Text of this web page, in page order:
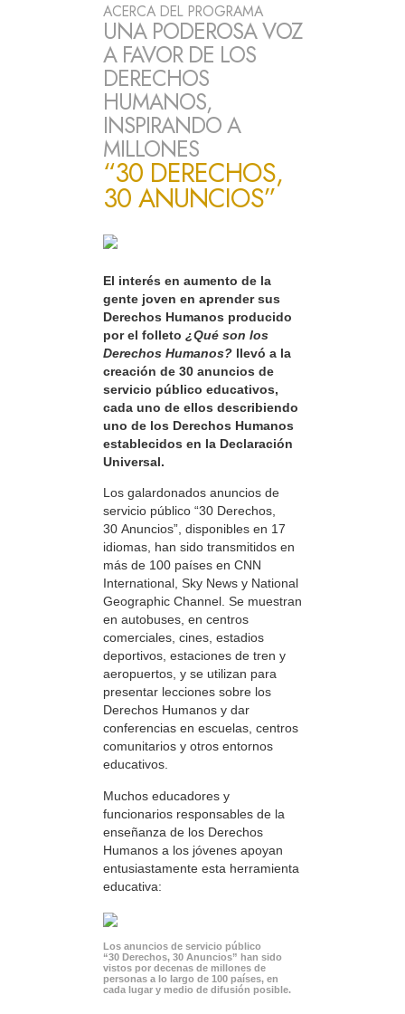
ACERCA DEL PROGRAMA
UNA PODEROSA VOZ
A FAVOR DE LOS
DERECHOS
HUMANOS,
INSPIRANDO A
MILLONES
“30 DERECHOS,
30 ANUNCIOS”
El interés en aumento de la
gente joven en aprender sus
Derechos Humanos producido
por el folleto ¿Qué son los
Derechos Humanos? llevó a la
creación de 30 anuncios de
servicio público educativos,
cada uno de ellos describiendo
uno de los Derechos Humanos
establecidos en la Declaración
Universal.
Los galardonados anuncios de
servicio público “30 Derechos,
30 Anuncios”, disponibles en 17
idiomas, han sido transmitidos en
más de 100 países en CNN
International, Sky News y National
Geographic Channel. Se muestran
en autobuses, en centros
comerciales, cines, estadios
deportivos, estaciones de tren y
aeropuertos, y se utilizan para
presentar lecciones sobre los
Derechos Humanos y dar
conferencias en escuelas, centros
comunitarios y otros entornos
educativos.
Muchos educadores y
funcionarios responsables de la
enseñanza de los Derechos
Humanos a los jóvenes apoyan
entusiastamente esta herramienta
educativa:
Los anuncios de servicio público
“30 Derechos, 30 Anuncios” han sido
vistos por decenas de millones de
personas a lo largo de 100 países, en
cada lugar y medio de difusión posible.